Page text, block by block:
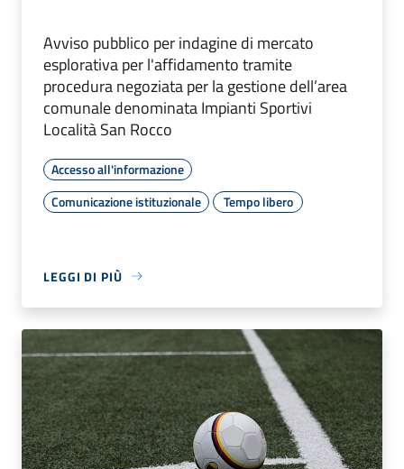
Avviso pubblico per indagine di mercato
esplorativa per l'affidamento tramite
procedura negoziata per la gestione dell’area
comunale denominata Impianti Sportivi
Località San Rocco
Accesso all'informazione
Comunicazione istituzionale
Tempo libero
LEGGI DI PIÙ